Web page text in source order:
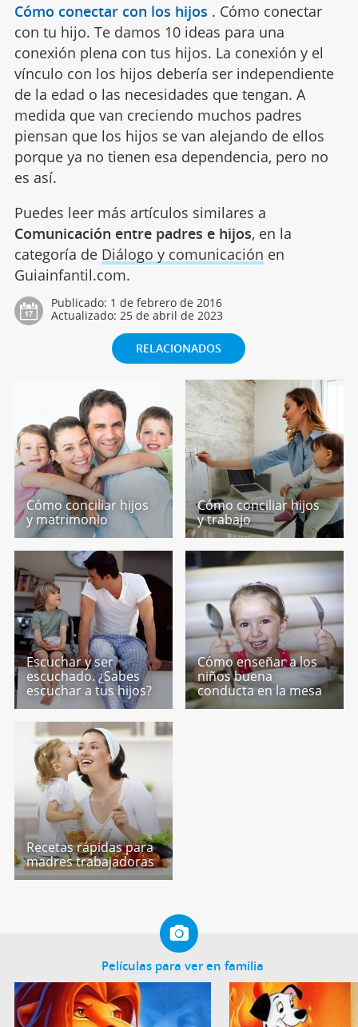
Cómo conectar con los hijos . Cómo conectar
con tu hijo. Te damos 10 ideas para una
conexión plena con tus hijos. La conexión y el
vínculo con los hijos debería ser independiente
de la edad o las necesidades que tengan. A
medida que van creciendo muchos padres
piensan que los hijos se van alejando de ellos
porque ya no tienen esa dependencia, pero no
es así.
Puedes leer más artículos similares a
Comunicación entre padres e hijos, en la
categoría de Diálogo y comunicación en
Guiainfantil.com.
Publicado: 1 de febrero de 2016
Actualizado: 25 de abril de 2023
RELACIONADOS
Cómo conciliar hijos
y matrimonio
Cómo conciliar hijos
y trabajo
Escuchar y ser
escuchado. ¿Sabes
escuchar a tus hijos?
Cómo enseñar a los
niños buena
conducta en la mesa
Recetas rápidas para
madres trabajadoras
Películas para ver en familia